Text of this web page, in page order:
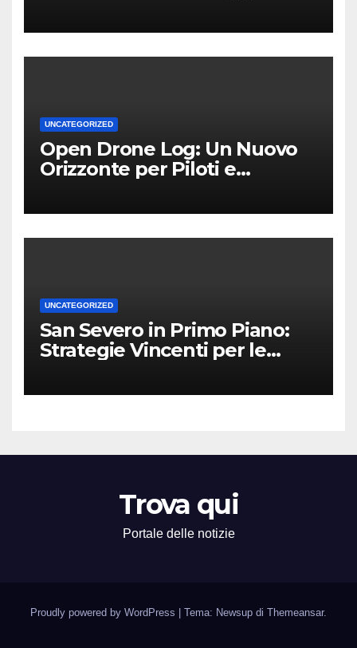
UNCATEGORIZED
Open Drone Log: Un Nuovo
Orizzonte per Piloti e
UNCATEGORIZED
San Severo in Primo Piano:
Strategie Vincenti per le
Territorio
Trova qui
Portale delle notizie
Proudly powered by WordPress Tema: Newsup di Themeansar.